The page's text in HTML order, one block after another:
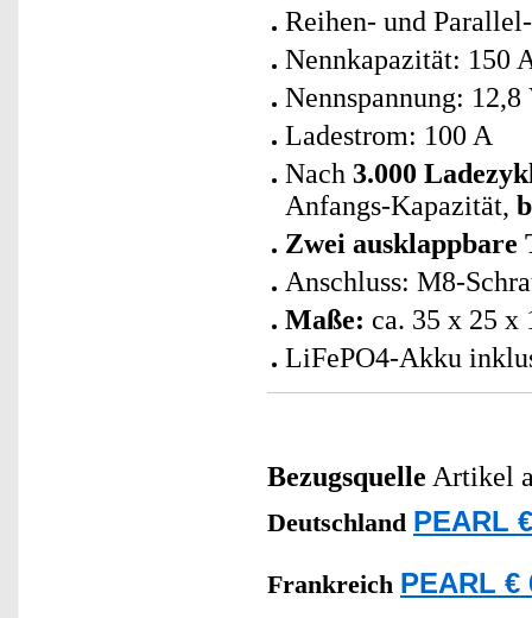
Reihen- und
Nennkapazität: 150
Nennspannung: 12,8
Ladestrom: 100 A
Nach 3.000
Anfangs-Kapazität,
Zwei ausklappbare
Anschluss: M8-
Maße: ca. 35 x 25 x
LiFePO4-Akku
Bezugsquelle Artikel
Deutschland PEARL
Frankreich PEARL €